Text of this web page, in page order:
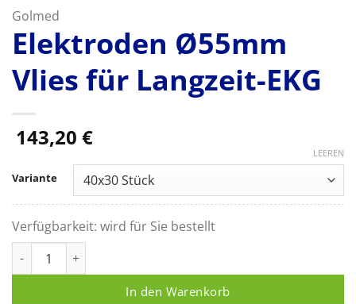
Golmed
Elektroden Ø55mm
Vlies für Langzeit-EKG
143,20 €
Variante
LEEREN
Verfügbarkeit: wird für Sie bestellt
In den Warenkorb